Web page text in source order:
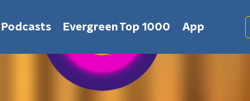
Podcasts Evergreen Top 1000 App